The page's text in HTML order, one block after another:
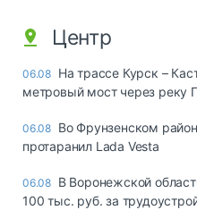
Центр
06.08 На трассе Курск –
метровый мост через реку
06.08 Во Фрунзенском
протаранил Lada Vesta
06.08 В Воронежской
100 тыс. руб. за